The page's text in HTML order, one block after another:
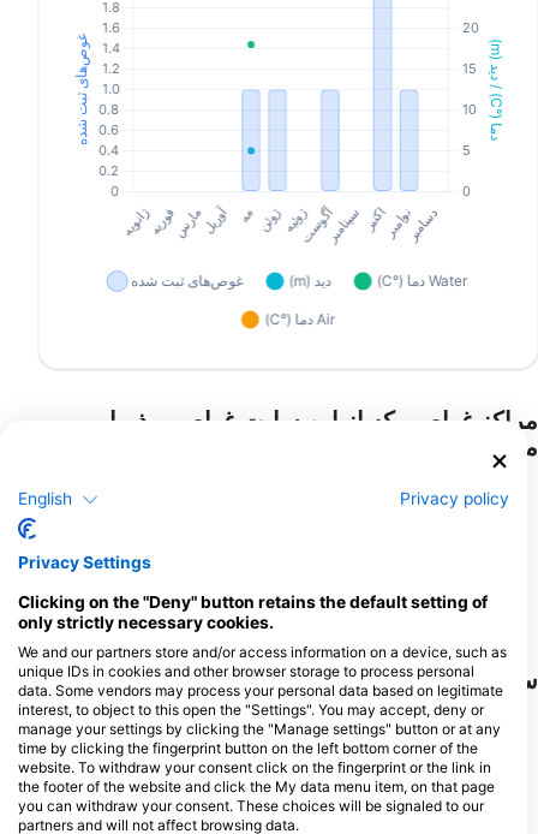
مراکز غواصی که از این سایت غواصی پذیرایی
می‌کنند
ISANA DIVING, イサナダイビン
ーツクラブ内, 7900031
Matsuyama-shi, Ehime - ژاپن
سایت‌های غواصی نزدیک
English Privacy policy
Privacy Settings
Clicking on the "Deny" button retains the default setting of
only strictly necessary cookies.
We and our partners store and/or access information on a device, such as
unique IDs in cookies and other browser storage to process personal
data. Some vendors may process your personal data based on legitimate
interest, to object to this open the "Settings". You may accept, deny or
manage your settings by clicking the "Manage settings" button or at any
time by clicking the fingerprint button on the left bottom corner of the
website. To withdraw your consent click on the fingerprint or the link in
the footer of the website and click the My data menu item, on that page
you can withdraw your consent. These choices will be signaled to our
partners and will not affect browsing data.